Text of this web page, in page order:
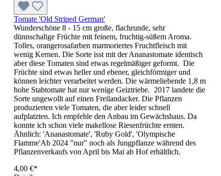
Tomate 'Old Striped German'
Wunderschöne 8 - 15 cm große, flachrunde, sehr
dünnschalige Früchte mit feinem, fruchtig-süßem Aroma.
Tolles, orange­rosafarben marmoriertes Fruchtfleisch mit
wenig Kernen. Die Sorte isst mit der Ananastomate iden­tisch
aber diese Tomaten sind etwas regelmäßiger geformt. Die
Früchte sind etwas heller und ebener, gleichförmiger und
können leichter verarbeitet wer­den. Die wärmeliebende 1,8 m
hohe Stabtomate hat nur wenige Geiztriebe. 2017 landete die
Sorte ungewollt auf einen Freilandacker. Die Pflanzen
produzierten viele Tomaten, die aber leider schnell
aufplatzten. Ich empfehle den Anbau im Gewächshaus. Da
konnte ich schon viele makellose Riesenfrüchte ernten.
Ähnlich: 'Ananastomate', 'Ruby Gold', 'Olympische
Flamme'Ab 2024 "nur" noch als Jungpflanze während des
Pflanzenverkaufs von April bis Mai ab Hof erhältlich.
4,00 €*